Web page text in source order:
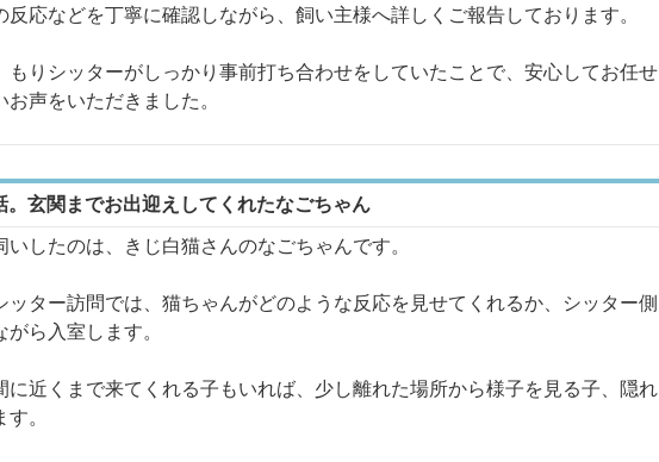
反応などを丁寧に確認しながら、飼い主様へ詳しくご報告しております。
もりシッターがしっかり事前打ち合わせをしていたことで、安心してお任せ
声をいただきました。
。玄関までお出迎えしてくれたなごちゃん
いしたのは、きじ白猫さんのなごちゃんです。
ッター訪問では、猫ちゃんがどのような反応を見せてくれるか、シッター側
ら入室します。
に近くまで来てくれる子もいれば、少し離れた場所から様子を見る子、隠れ
。